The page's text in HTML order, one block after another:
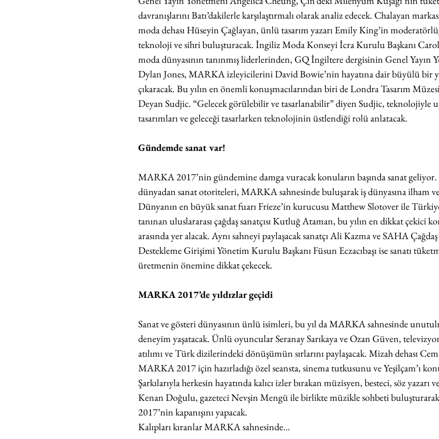
davranışlarını Batı’dakilerle karşılaştırmalı olarak analiz edecek. Chalayan
moda dehası Hüseyin Çağlayan, ünlü tasarım yazarı Emily King’in
teknoloji ve sihri buluşturacak. İngiliz Moda Konseyi İcra Kurulu Başkanı
moda dünyasının tanınmış liderlerinden, GQ İngiltere dergisinin Genel Yayın
Dylan Jones, MARKA izleyicilerini David Bowie’nin hayatına dair büyülü bir
çıkaracak. Bu yılın en önemli konuşmacılarından biri de Londra Tasarım
Deyan Sudjic. “Gelecek görülebilir ve tasarlanabilir” diyen Sudjic, teknolojiyle
tasarımları ve geleceği tasarlarken teknolojinin üstlendiği rolü anlatacak.
Gündemde sanat var!
MARKA 2017’nin gündemine damga vuracak konuların başında sanat
dünyadan sanat otoriteleri, MARKA sahnesinde buluşarak iş dünyasına ilham
Dünyanın en büyük sanat fuarı Frieze’in kurucusu Matthew Slotover ile
tanınan uluslararası çağdaş sanatçısı Kutluğ Ataman, bu yılın en dikkat çekici
arasında yer alacak. Aynı sahneyi paylaşacak sanatçı Ali Kazma ve SAHA Çağdaş
Destekleme Girişimi Yönetim Kurulu Başkanı Füsun Eczacıbaşı ise sanatı
üretmenin önemine dikkat çekecek.
MARKA 2017’de yıldızlar geçidi
Sanat ve gösteri dünyasının ünlü isimleri, bu yıl da MARKA sahnesinde
deneyim yaşatacak. Ünlü oyuncular Seranay Sarıkaya ve Ozan Güven,
atılımı ve Türk dizilerindeki dönüşümün sırlarını paylaşacak. Mizah dehası
MARKA 2017 için hazırladığı özel seansta, sinema tutkusunu ve Yeşilçam’ı
Şarkılarıyla herkesin hayatında kalıcı izler bırakan müzisyen, besteci, söz
Kenan Doğulu, gazeteci Nevşin Mengü ile birlikte müzikle sohbeti
2017’nin kapanışını yapacak.
Kalıpları kıranlar MARKA sahnesinde…